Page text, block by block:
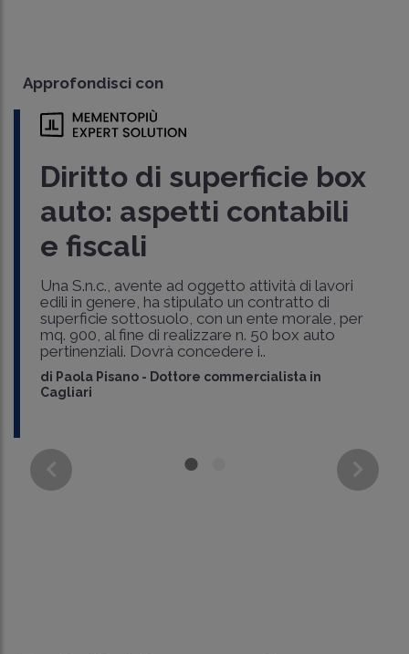
Approfondisci con
Diritto di superficie box
auto: aspetti contabili
e fiscali
Una S.n.c., avente ad oggetto attività di lavori
edili in genere, ha stipulato un contratto di
superficie sottosuolo, con un ente morale, per
mq. 900, al fine di realizzare n. 50 box auto
pertinenziali. Dovrà concedere i..
di Paola Pisano - Dottore commercialista in
Cagliari